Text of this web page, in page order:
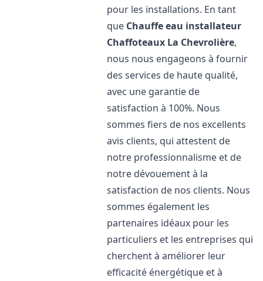
pour les installations. En tant
que Chauffe eau installateur
Chaffoteaux La Chevrolière,
nous nous engageons à fournir
des services de haute qualité,
avec une garantie de
satisfaction à 100%. Nous
sommes fiers de nos excellents
avis clients, qui attestent de
notre professionnalisme et de
notre dévouement à la
satisfaction de nos clients. Nous
sommes également les
partenaires idéaux pour les
particuliers et les entreprises qui
cherchent à améliorer leur
efficacité énergétique et à